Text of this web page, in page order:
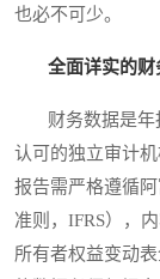
也必不可少。
全面详实的
财务数据是年
认可的独立审计
报告需严格遵循
准则，IFRS），
所有者权益变动